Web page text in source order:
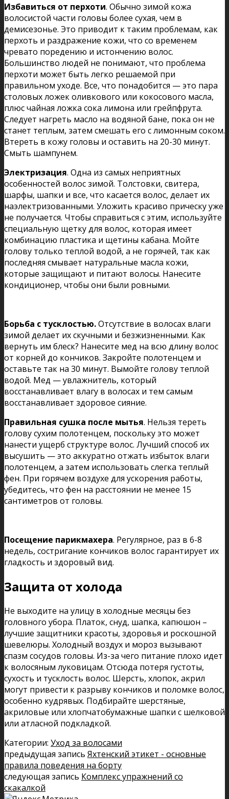
Избавиться от перхоти. Обычно зимой кожа
волосистой части головы более сухая, чем в
демисезонье. Это приводит к таким проблемам, как
перхоть и раздражение кожи, что со временем
чревато поредению и истончению волос.
Большинство людей не понимают, что проблема
перхоти может быть легко решаемой при
правильном уходе. Все, что понадобится — это пара
столовых ложек оливкового или кокосового масла,
плюс чайная ложка сока лимона или грейпфрута.
Следует нагреть масло на водяной бане, пока он не
станет теплым, затем смешать его с лимонным соком.
Втереть в кожу головы и оставить на 20-30 минут.
Смыть шампунем.
Электризация. Одна из самых неприятных
особенностей волос зимой. Толстовки, свитера,
шарфы, шапки и все, что касается волос, делает их
наэлектризованными. Уложить красиво прическу уже
не получается. Чтобы справиться с этим, используйте
специальную щетку для волос, которая имеет
комбинацию пластика и щетины кабана. Мойте
голову только теплой водой, а не горячей, так как
последняя смывает натуральные масла кожи,
которые защищают и питают волосы. Нанесите
кондиционер, чтобы они были ровными.
Борьба с тусклостью.Отсутствие в волосах влаги
зимой делает их скучными и безжизненными. Как
вернуть им блеск? Нанесите мед на всю длину волос
от корней до кончиков. Закройте полотенцем и
оставьте так на 30 минут. Вымойте голову теплой
водой. Мед — увлажнитель, который
восстанавливает влагу в волосах и тем самым
восстанавливает здоровое сияние.
Правильная сушка после мытья. Нельзя тереть
голову сухим полотенцем, поскольку это может
нанести ущерб структуре волос. Лучший способ их
высушить — это аккуратно отжать избыток влаги
полотенцем, а затем использовать слегка теплый
фен. При горячем воздухе для ускорения работы,
убедитесь, что фен на расстоянии не менее 15
сантиметров от головы.
Посещение парикмахера. Регулярное, раз в 6-8
недель, состригание кончиков волос гарантирует их
гладкость и здоровый вид.
Защита от холода
Не выходите на улицу в холодные месяцы без
головного убора. Платок, снуд, шапка, капюшон –
лучшие защитники красоты, здоровья и роскошной
шевелюры. Холодный воздух и мороз вызывают
спазм сосудов головы. Из-за чего питание плохо идет
к волосяным луковицам. Отсюда потеря густоты,
сухость и тусклость волос. Шерсть, хлопок, акрил
могут привести к разрыву кончиков и поломке волос,
особенно кудрявых. Подбирайте шерстяные,
акриловые или хлопчатобумажные шапки с шелковой
или атласной подкладкой.
Категории: Уход за волосами
предыдущая запись Яхтенский этикет - основные
правила поведения на борту
следующая запись Комплекс упражнений со
скакалкой